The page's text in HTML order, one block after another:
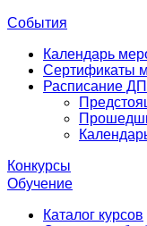
События
Календарь
Сертификаты
Расписание
Конкурсы
Обучение
Каталог курсов